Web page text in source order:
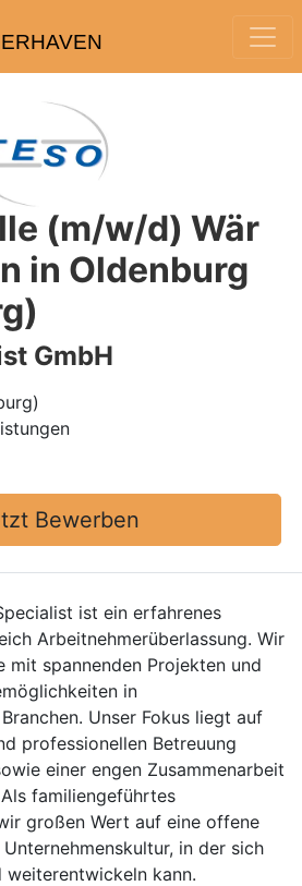
(m/w/d) Wär
in Oldenburg
GmbH
Bewerben
ist ein erfahrenes
Arbeitnehmerüberlassung. Wir
mit spannenden Projekten und
in
Unser Fokus liegt auf
professionellen Betreuung
einer engen Zusammenarbeit
familiengeführtes
großen Wert auf eine offene
in der sich
weiterentwickeln kann.